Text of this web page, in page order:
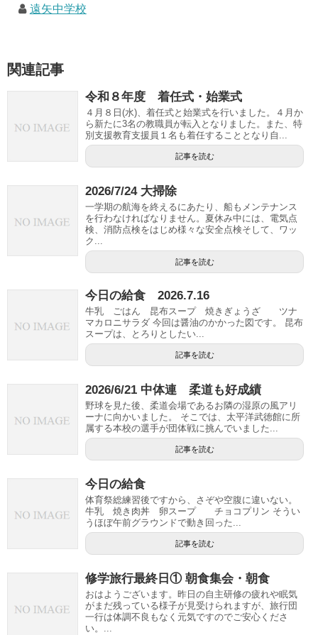
遠矢中学校
関連記事
令和８年度 着任式・始業式
４月８日(水)、着任式と始業式を行いました。４月か
ら新たに3名の教職員が転入となりました。また、特
別支援教育支援員１名も着任することとなり自...
記事を読む
2026/7/24 大掃除
一学期の航海を終えるにあたり、船もメンテナンス
を行わなければなりません。夏休み中には、電気点
検、消防点検をはじめ様々な安全点検そして、ワッ
ク...
記事を読む
今日の給食 2026.7.16
牛乳 ごはん 昆布スープ 焼きぎょうざ ツナ
マカロニサラダ 今回は醤油のかかった図です。 昆布
スープは、とろりとしたい...
記事を読む
2026/6/21 中体連 柔道も好成績
野球を見た後、柔道会場であるお隣の湿原の風アリ
ーナに向かいました。 そこでは、太平洋武徳館に所
属する本校の選手が団体戦に挑んでいました...
記事を読む
今日の給食
体育祭総練習後ですから、さぞや空腹に違いない。
牛乳 焼き肉丼 卵スープ チョコプリン そうい
うほぼ午前グラウンドで動き回った...
記事を読む
修学旅行最終日① 朝食集会・朝食
おはようございます。昨日の自主研修の疲れや眠気
がまだ残っている様子が見受けられますが、旅行団
一行は体調不良もなく元気ですのでご安心くださ
い。...